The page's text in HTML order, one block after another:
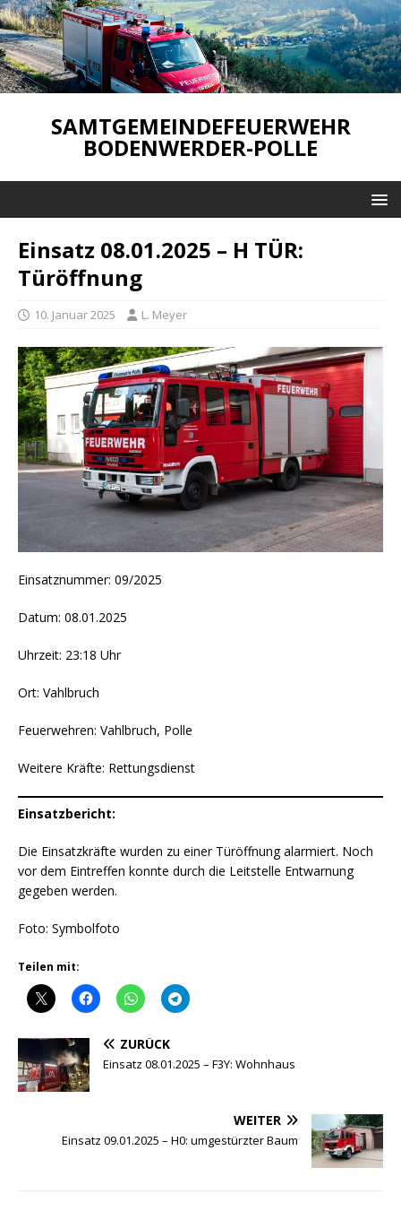
SAMTGEMEINDEFEUERWEHR
BODENWERDER-POLLE
Einsatz 08.01.2025 – H TÜR:
Türöffnung
10. Januar 2025 L. Meyer
Einsatznummer: 09/2025
Datum: 08.01.2025
Uhrzeit: 23:18 Uhr
Ort: Vahlbruch
Feuerwehren: Vahlbruch, Polle
Weitere Kräfte: Rettungsdienst
Einsatzbericht:
Die Einsatzkräfte wurden zu einer Türöffnung alarmiert. Noch
vor dem Eintreffen konnte durch die Leitstelle Entwarnung
gegeben werden.
Foto: Symbolfoto
Teilen mit:
ZURÜCK
Einsatz 08.01.2025 – F3Y: Wohnhaus
WEITER
Einsatz 09.01.2025 – H0: umgestürzter Baum